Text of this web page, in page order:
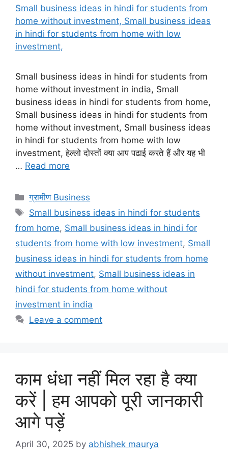
Small business ideas in hindi for students from
home without investment in india, Small
business ideas in hindi for students from home,
Small business ideas in hindi for students from
home without investment, Small business ideas
in hindi for students from home with low
investment, हेल्लो दोस्तों क्या आप पढाई करते हैं और यह भी
… Read more
Categories
ग्रामीण Business
Tags
Small business ideas in hindi for students
from home, Small business ideas in hindi for
students from home with low investment, Small
business ideas in hindi for students from home
without investment, Small business ideas in
hindi for students from home without
investment in india
Leave a comment
काम धंधा नहीं मिल रहा है क्या
करें | हम आपको पूरी जानकारी
आगे पड़ें
April 30, 2025 by abhishek maurya